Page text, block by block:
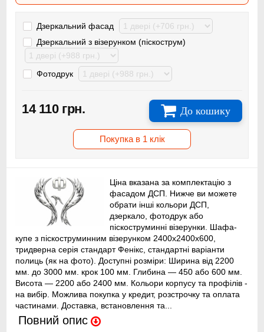
Дзеркальний фасад
Дзеркальний з візерунком (піскострум)
Фотодрук
14 110 грн. До кошику
Покупка в 1 клік
Ціна вказана за комплектацію з
фасадом ДСП. Нижче ви можете
обрати інші кольори ДСП,
дзеркало, фотодрук або
піскоструминні візерунки. Шафа-
купе з піскоструминним візерунком 2400x2400x600,
тридверна серія стандарт Фенікс, стандартні варіанти
полиць (як на фото). Доступні розміри: Ширина від 2200
мм. до 3000 мм. крок 100 мм. Глибина — 450 або 600 мм.
Висота — 2200 або 2400 мм. Кольори корпусу та профілів -
на вибір. Можлива покупка у кредит, розстрочку та оплата
частинами. Доставка, встановлення та...
Повний опис